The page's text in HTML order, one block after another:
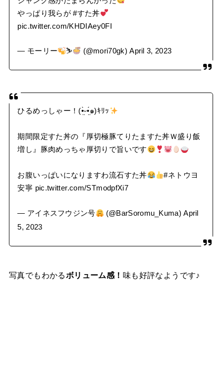
やっぱり我らが#すた丼
pic.twitter.com/KHDIAey0FI
— モーリー ⛷ (@mori70gk)April 3, 2023
ひるめっしゃー！(•̤̀ᵕ•̤́๑)ｷﾘｯ
期間限定すた丼の『厚切極豚てりたますた丼Ｗ盛り飯
増し』豚肉めっちゃ厚切りで旨いです
お腹いっぱいになりますわ流石すた丼
#ネトウヨ
安寧 pic.twitter.com/STmodpfXi7
— アイネスフウジン号 (@BarSoromu_Kuma)April
5, 2023
写真でもわかるボリューム感！ 味も好評なようです♪